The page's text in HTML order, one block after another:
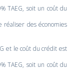
TAEG, soit un coût du
des économies
et le coût du crédit est
TAEG, soit un coût du